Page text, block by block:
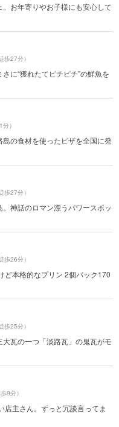
お年寄りやお子様にも安心して
歩27分）
に“獲れたてピチピチ”の鮮魚を
分）
の食材を使ったピザを全国に発
歩27分）
神話のロマン漂うパワースポッ
歩26分）
ど本格的なプリン 2個パック170
歩25分）
瓦の一つ「淡路瓦」の鬼瓦がモ
歩9分）
店主さん。ずっと冗談言ってま